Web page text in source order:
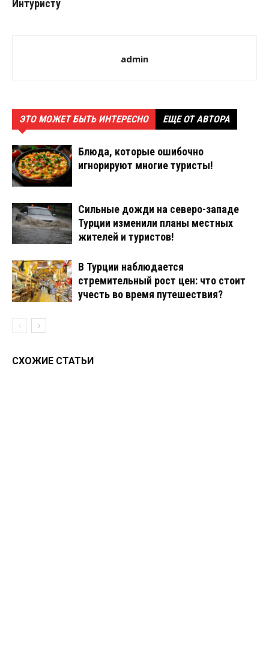
Интуристу
admin
ЭТО МОЖЕТ БЫТЬ ИНТЕРЕСНО ЕЩЕ ОТ АВТОРА
Блюда, которые ошибочно
игнорируют многие туристы!
Сильные дожди на северо-западе
Турции изменили планы местных
жителей и туристов!
В Турции наблюдается
стремительный рост цен: что стоит
учесть во время путешествия?
СХОЖИЕ СТАТЬИ